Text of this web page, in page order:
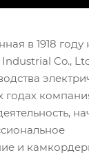
в 1918 году
Co.,
годах
и